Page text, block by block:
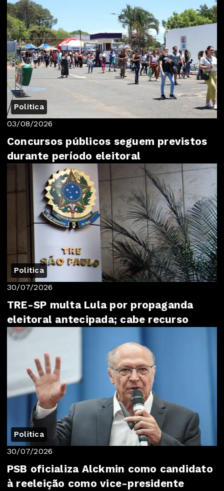
Politica
03/08/2026
Concursos públicos seguem previstos
durante período eleitoral
Politica
30/07/2026
TRE-SP multa Lula por propaganda
eleitoral antecipada; cabe recurso
Politica
30/07/2026
PSB oficializa Alckmin como candidato
à reeleição como vice-presidente